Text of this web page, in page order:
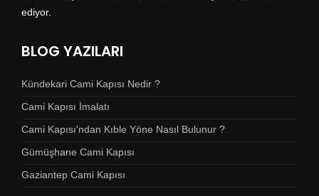
ediyor.
BLOG YAZILARI
Kündekari Cami Kapısı Nedir ?
Cami Kapısı İmalatı
Cami Kapısı'ndan Kıble Yöne Nasıl Bulunur ?
Gümüşhane Cami Kapısı
Gaziantep Cami Kapısı